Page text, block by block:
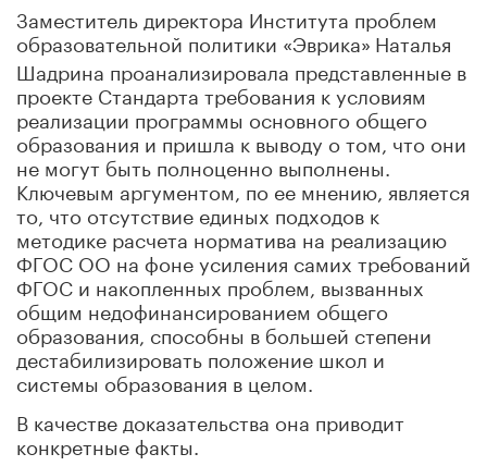
Заместитель директора Института проблем
образовательной политики «Эврика» Наталья
Шадрина проанализировала представленные в
проекте Стандарта требования к условиям
реализации программы основного общего
образования и пришла к выводу о том, что они
не могут быть полноценно выполнены.
Ключевым аргументом, по ее мнению, является
то, что отсутствие единых подходов к
методике расчета норматива на реализацию
ФГОС ОО на фоне усиления самих требований
ФГОС и накопленных проблем, вызванных
общим недофинансированием общего
образования, способны в большей степени
дестабилизировать положение школ и
системы образования в целом.
В качестве доказательства она приводит
конкретные факты.